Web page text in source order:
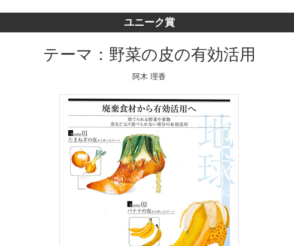
ユニーク賞
テーマ：野菜の皮の有効活用
阿木 理香